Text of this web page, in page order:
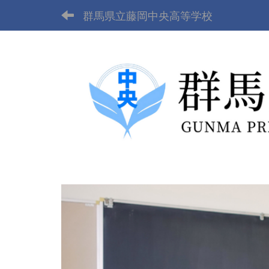
群馬県立藤岡中央高等学校
r